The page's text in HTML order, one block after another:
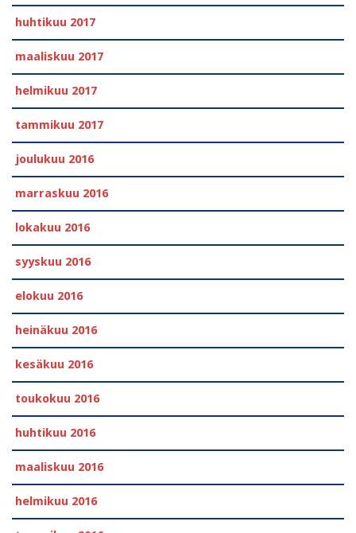
huhtikuu 2017
maaliskuu 2017
helmikuu 2017
tammikuu 2017
joulukuu 2016
marraskuu 2016
lokakuu 2016
syyskuu 2016
elokuu 2016
heinäkuu 2016
kesäkuu 2016
toukokuu 2016
huhtikuu 2016
maaliskuu 2016
helmikuu 2016